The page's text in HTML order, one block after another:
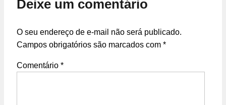
Deixe um comentário
O seu endereço de e-mail não será publicado.
Campos obrigatórios são marcados com *
Comentário *